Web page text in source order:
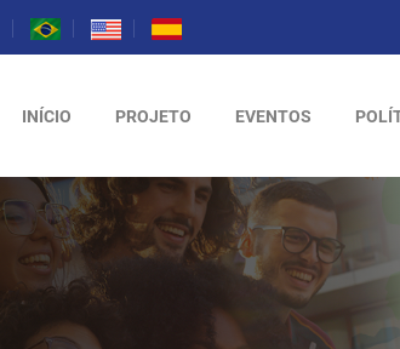
INÍCIO PROJETO EVENTOS